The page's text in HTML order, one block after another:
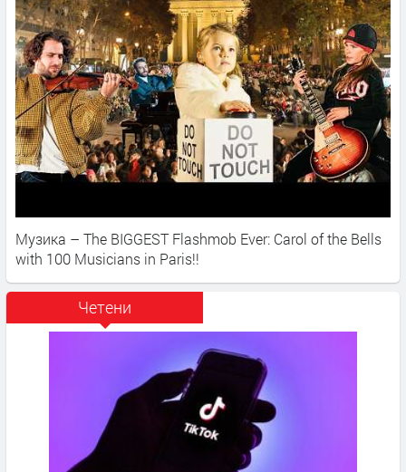
Музика – The BIGGEST Flashmob Ever: Carol of the Bells
with 100 Musicians in Paris!!
Четени